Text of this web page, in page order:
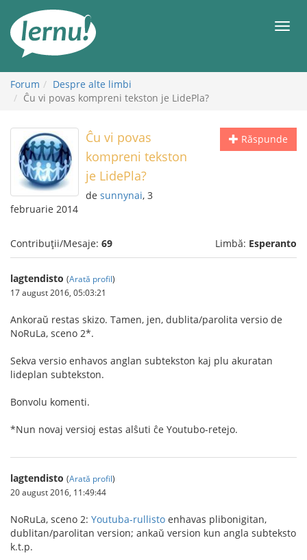
conținut
Forum
Despre alte limbi
Ĉu vi povas kompreni tekston je LidePla?
Răspunde
Ĉu vi povas
kompreni tekston
je LidePla?
de sunnynai, 3
februarie 2014
Contribuții/Mesaje: 69 Limbă: Esperanto
lagtendisto (Arată profil)
17 august 2016, 05:03:21
Ankoraŭ restas skizo. Tamen, jen, dublita/parolita versio de
NoRuLa, sceno 2*.
Sekva versio enhavos anglan subtekston kaj plu akuratan
lideplan subtekston.
Bonvolu komenti.
*Nun novaj versioj estas alŝuti ĉe Youtubo-retejo.
lagtendisto (Arată profil)
20 august 2016, 11:49:44
NoRuLa, sceno 2: Youtuba-rullisto enhavas plibonigitan,
dublitan/parolitan version; ankaŭ version kun angla subteksto
k.t.p.